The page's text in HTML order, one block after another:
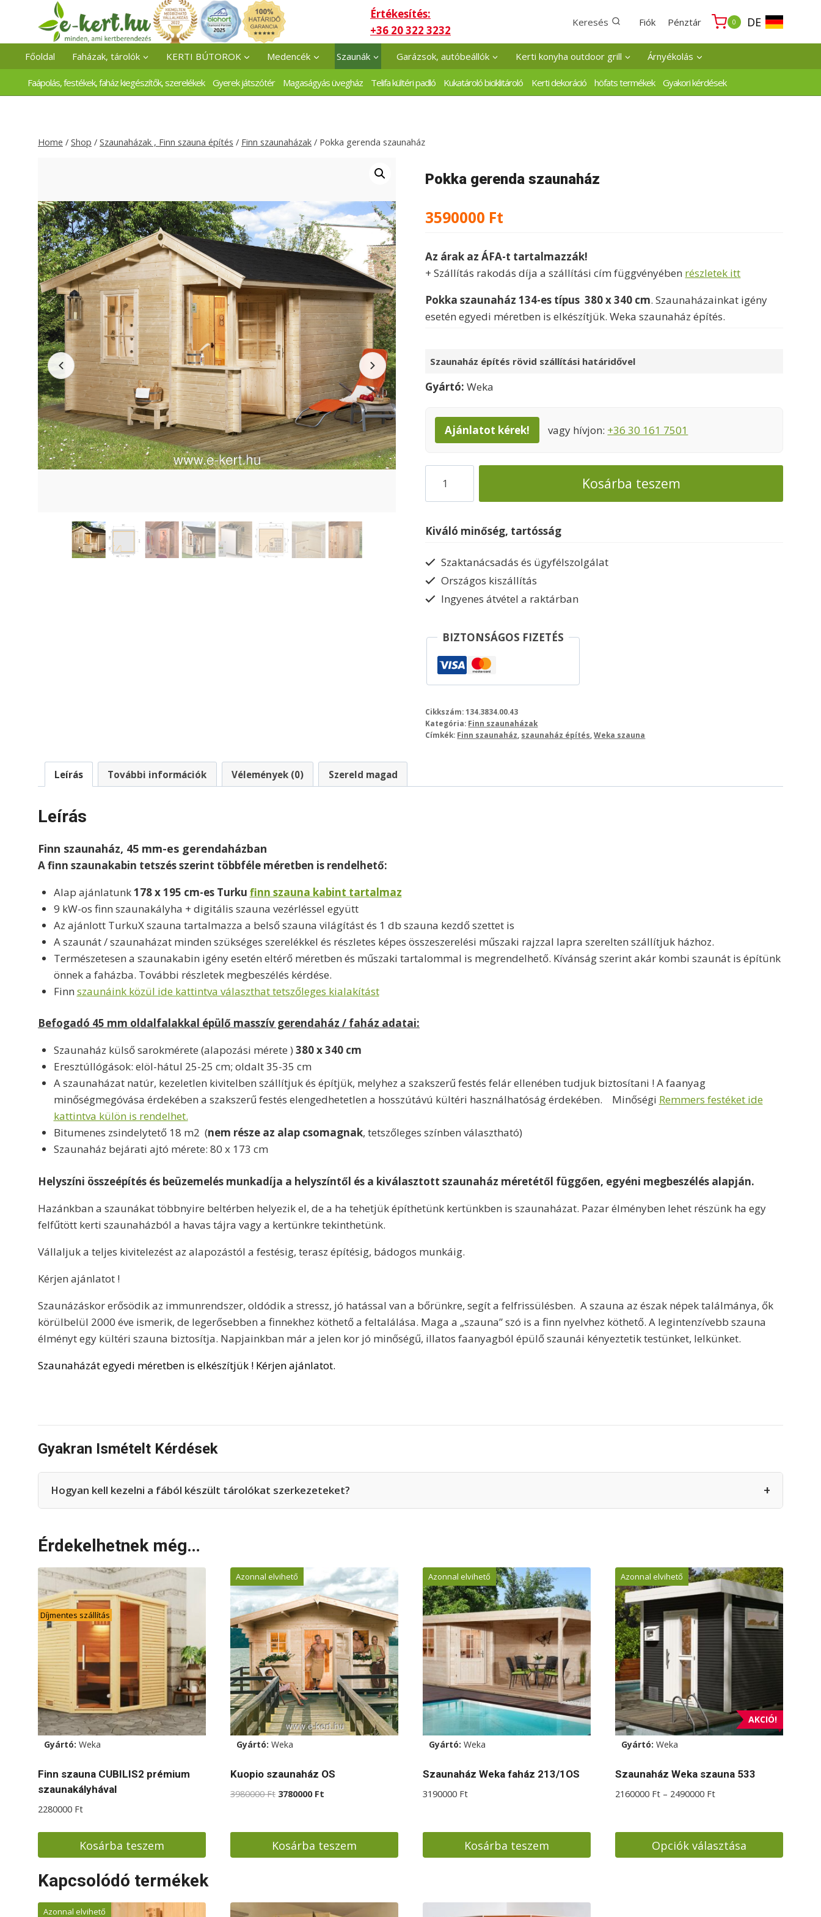
content
Értékesítés:
+36 20 322 3232
Keresés Fiók Pénztár 0 DE
Főoldal Faházak, tárolók KERTI BÚTOROK Medencék Szaunák Garázsok, autóbeállók Kerti konyha outdoor grill Árnyékolás
Faápolás, festékek, faház kiegészítők, szerelékek Gyerek játszótér Magaságyás üvegház Telifa kültéri padló Kukatároló biciklitároló Kerti dekoráció höfats termékek Gyakori kérdések
Home / Shop / Szaunaházak , Finn szauna építés / Finn szaunaházak / Pokka gerenda szaunaház
Pokka gerenda szaunaház
3590000 Ft
Az árak az ÁFA-t tartalmazzák!
+ Szállítás rakodás díja a szállítási cím függvényében részletek itt
Pokka szaunaház 134-es típus 380 x 340 cm. Szaunaházainkat igény
esetén egyedi méretben is elkészítjük. Weka szaunaház építés.
Szaunaház építés rövid szállítási határidővel
Gyártó:Weka
Ajánlatot kérek! vagy hívjon: +36 30 161 7501
gerenda
szaunaház
Kosárba teszem
Kiváló minőség, tartósság
Szaktanácsadás és ügyfélszolgálat
Országos kiszállítás
Ingyenes átvétel a raktárban
BIZTONSÁGOS FIZETÉS
Cikkszám:134.3834.00.43
Kategória: Finn szaunaházak
Címkék: Finn szaunaház szaunaház építés ,Weka szauna
Leírás További információk Vélemények (0) Szereld magad
Leírás
Finn szaunaház, 45 mm-es gerendaházban
A finn szaunakabin tetszés szerint többféle méretben is rendelhető:
Alap ajánlatunk178 x 195 cm-es Turku finn szauna kabint tartalmaz
9 kW-os finn szaunakályha + digitális szauna vezérléssel együtt
Az ajánlott TurkuX szauna tartalmazza a belső szauna világítást és 1 db szauna kezdő szettet is
A szaunát / szaunaházat minden szükséges szerelékkel és részletes képes összeszerelési műszaki rajzzal lapra szerelten szállítjuk házhoz.
Természetesen a szaunakabin igény esetén eltérő méretben és műszaki tartalommal is megrendelhető. Kívánság szerint akár kombi szaunát is építünk
önnek a faházba. További részletek megbeszélés kérdése.
Finn szaunáink közül ide kattintva választhat tetszőleges kialakítást
Befogadó 45 mm oldalfalakkal épülő masszív gerendaház / faház adatai:
Szaunaház külső sarokmérete (alapozási mérete ) 380 x 340 cm
Eresztúllógások: elöl-hátul 25-25 cm; oldalt 35-35 cm
A szaunaházat natúr, kezeletlen kivitelben szállítjuk és építjük, melyhez a szakszerű festés felár ellenében tudjuk biztosítani ! A faanyag
minőségmegóvása érdekében a szakszerű festés elengedhetetlen a hosszútávú kültéri használhatóság érdekében. Minőségi Remmers festéket ide
kattintva külön is rendelhet.
Bitumenes zsindelytető 18 m2 (nem része az alap csomagnak, tetszőleges színben választható)
Szaunaház bejárati ajtó mérete: 80 x 173 cm
Helyszíni összeépítés és beüzemelés munkadíja a helyszíntől és a kiválasztott szaunaház méretétől függően, egyéni megbeszélés alapján.
Hazánkban a szaunákat többnyire beltérben helyezik el, de a ha tehetjük építhetünk kertünkben is szaunaházat. Pazar élményben lehet részünk ha egy
felfűtött kerti szaunaházból a havas tájra vagy a kertünkre tekinthetünk.
Vállaljuk a teljes kivitelezést az alapozástól a festésig, terasz építésig, bádogos munkáig.
Kérjen ajánlatot !
Szaunázáskor erősödik az immunrendszer, oldódik a stressz, jó hatással van a bőrünkre, segít a felfrissülésben. A szauna az észak népek találmánya, ők
körülbelül 2000 éve ismerik, de legerősebben a finnekhez köthető a feltalálása. Maga a „szauna” szó is a finn nyelvhez köthető. A legintenzívebb szauna
élményt egy kültéri szauna biztosítja. Napjainkban már a jelen kor jó minőségű, illatos faanyagból épülő szaunái kényeztetik testünket, lelkünket.
Szaunaházát egyedi méretben is elkészítjük ! Kérjen ajánlatot.
Gyakran Ismételt Kérdések
Hogyan kell kezelni a fából készült tárolókat szerkezeteket? +
Érdekelhetnek még…
Díjmentes szállítás
Gyártó: Weka
Finn szauna CUBILIS2 prémium
szaunakályhával
2280000 Ft
Kosárba teszem
Azonnal elvihető
Gyártó: Weka
Kuopio szaunaház OS
3980000Ft Original
3980000 Ft.
3780000 Ft
3780000 Ft.
Kosárba teszem
Azonnal elvihető
Gyártó: Weka
Szaunaház Weka faház 213/1OS
3190000 Ft
Kosárba teszem
AKCIÓ!
Azonnal elvihető
Gyártó: Weka
Szaunaház Weka szauna 533
2160000 Ft – 2490000 FtÁrtartomány:
2490000 Ft
Opciók választása
Kapcsolódó termékek
Azonnal elvihető